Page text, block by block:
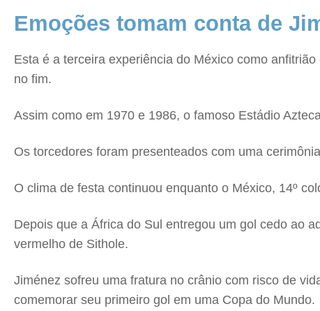
Emoções tomam conta de
Esta é a terceira experiência do México como
no fim.
Assim como em 1970 e 1986, o famoso Estádio
Os torcedores foram presenteados com uma
O clima de festa continuou enquanto o México, 14º
Depois que a África do Sul entregou um gol cedo ao
vermelho de Sithole.
Jiménez sofreu uma fratura no crânio com risco de
comemorar seu primeiro gol em uma Copa do Mundo.